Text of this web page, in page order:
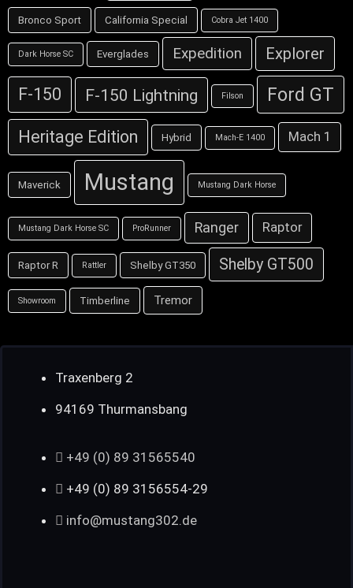
Bronco Sport California Special Cobra Jet 1400
Dark Horse SC Everglades Expedition Explorer
F-150 F-150 Lightning Filson Ford GT
Heritage Edition Hybrid Mach-E 1400 Mach 1
Maverick Mustang Mustang Dark Horse
Mustang Dark Horse SC ProRunner Ranger Raptor
Raptor R Rattler Shelby GT350 Shelby GT500
Showroom Timberline Tremor
Traxenberg 2
94169 Thurmansbang
+49 (0) 89 31565540
+49 (0) 89 3156554-29
info@mustang302.de